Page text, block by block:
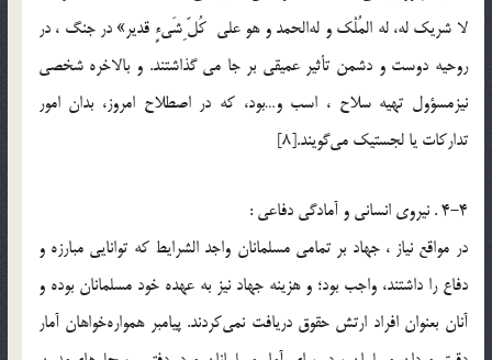
لا شريك له، له المُلْك و له‌الحمد و هو علي ‌ كُلّ ِشَي‌ءٍ قدير» در جنگ ، در
روحيه دوست و دشمن تأثير عميقي بر جا مي گذاشتند. و بالاخره شخصي
نيزمسؤول تهيه سلاح ، اسب و…بود، كه در اصطلاح امروز، بدان امور
تداركات يا لجستيك مي‌گويند.[8]
4-4 . نيروي انساني و آمادگي دفاعي :
در مواقع نياز ، جهاد بر تمامي مسلمانان واجد الشرايط که توانايي مبارزه و
دفاع را داشتند، واجب بود؛ و هزينه جهاد نيز به عهده خود مسلمانان بوده و
آنان بعنوان افراد ارتش حقوق دريافت نمى‌كردند. پيامبر همواره‌خواهان آمار